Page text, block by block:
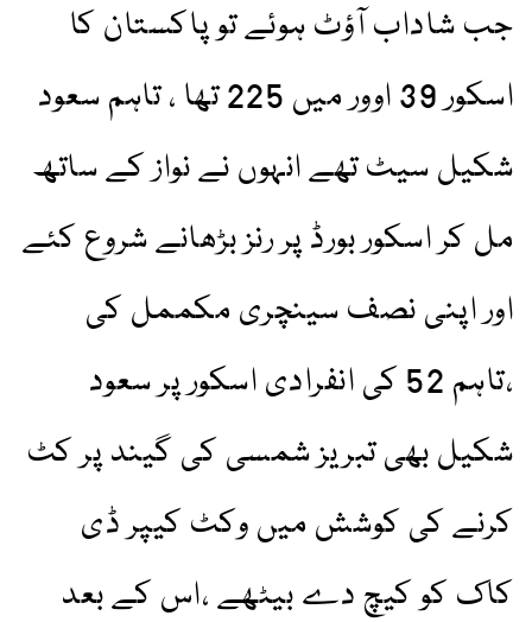
جب شاداب آؤٹ ہوئے تو پاکستان کا
اسکور 39 اوور میں 225 تھا ، تاہم سعود
شکیل سیٹ تھے انہوں نے نواز کے ساتھ
مل کر اسکور بورڈ پر رنز بڑھانے شروع کئے
اور اپنی نصف سینچری مکممل کی
،تاہم 52 کی انفرادی اسکور پر سعود
شکیل بھی تبریز شمسی کی گیند پر کٹ
کرنے کی کوشش میں وکٹ کیپر ڈی
کاک کو کیچ دے بیٹھے ،اس کے بعد